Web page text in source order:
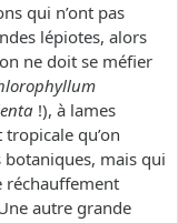
qui n’ont pas
lépiotes, alors
ne doit se méfier
!), à lames
qu’on
mais qui
réchauffement
autre grande